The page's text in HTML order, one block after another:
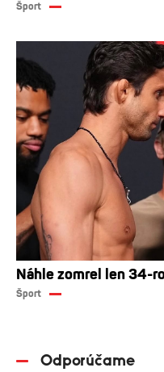
Šport
Náhle zomrel len 34-
Šport
Odporúčame